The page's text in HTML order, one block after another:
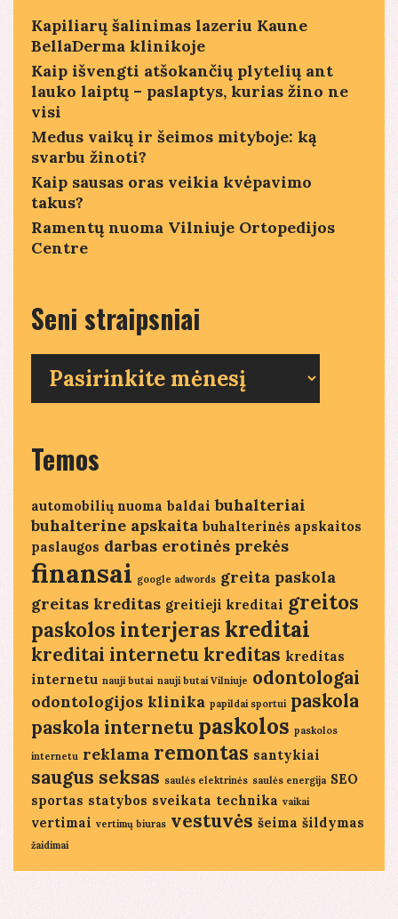
Kapiliarų šalinimas lazeriu Kaune
BellaDerma klinikoje
Kaip išvengti atšokančių plytelių ant
lauko laiptų – paslaptys, kurias žino ne
visi
Medus vaikų ir šeimos mityboje: ką
svarbu žinoti?
Kaip sausas oras veikia kvėpavimo
takus?
Ramentų nuoma Vilniuje Ortopedijos
Centre
Seni straipsniai
straipsniai
Temos
automobilių nuoma baldai buhalteriai
buhalterine apskaita buhalterinės apskaitos
paslaugos darbas erotinės prekės
finansai google adwords greita paskola
greitas kreditas greitieji kreditai greitos
paskolos interjeras kreditai
kreditai internetu kreditas kreditas
internetu nauji butai nauji butai Vilniuje odontologai
odontologijos klinika papildai sportui paskola
paskola internetu paskolos paskolos
internetu reklama remontas santykiai
saugus seksas saulės elektrinės saulės energija SEO
sportas statybos sveikata technika vaikai
vertimai vertimų biuras vestuvės šeima šildymas
žaidimai